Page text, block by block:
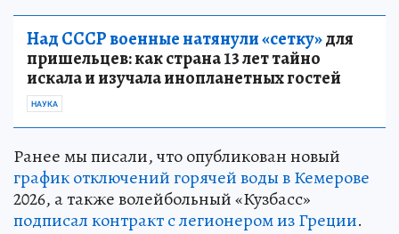
Над СССР военные натянули «сетку»для
пришельцев: как страна 13 лет тайно
искала и изучала инопланетных гостей
НАУКА
Ранее мы писали, что опубликован новый
график отключений горячей воды в Кемерове
2026, а также волейбольный «Кузбасс»
подписал контракт с легионером из Греции.